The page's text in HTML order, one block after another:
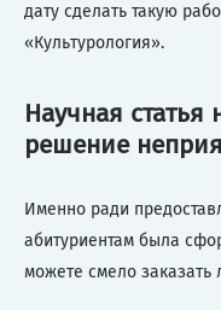
дату сделать такую
«Культурология».
Научная статья
решение
Именно ради
абитуриентам была
можете смело заказать